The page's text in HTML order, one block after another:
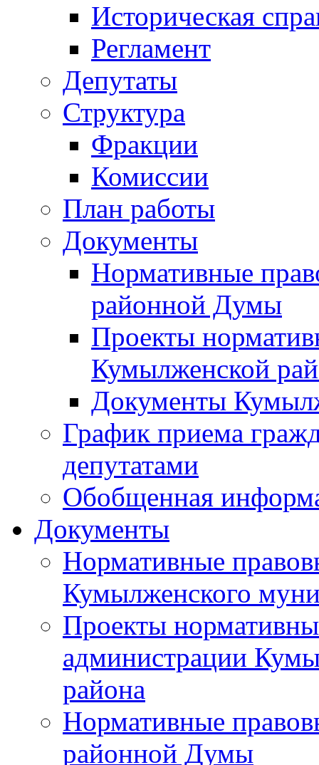
Историческая
Регламент
Депутаты
Структура
Фракции
Комиссии
План работы
Документы
Нормативные
районной Думы
Проекты
Кумылженской
Документы
График приема
депутатами
Обобщенная
Документы
Нормативные
Кумылженского
Проекты
администрации
района
Нормативные
районной Думы